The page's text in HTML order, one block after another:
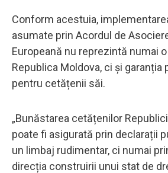
Conform acestuia,
asumate prin Acordul de
Europeană nu reprezintă numai
Republica Moldova, ci și garanția
pentru cetățenii săi.
„Bunăstarea cetățenilor
poate fi asigurată prin declarații
un limbaj rudimentar, ci numai
direcția construirii unui stat de